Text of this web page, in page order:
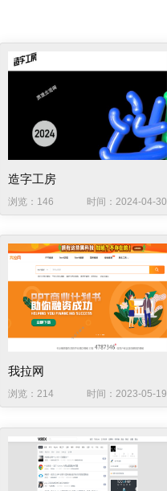
造字工房
浏览：146 时间：2024-04-30
我拉网
浏览：214 时间：2023-05-19